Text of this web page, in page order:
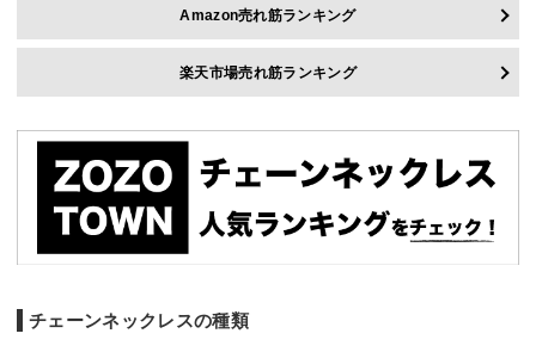
Amazon売れ筋ランキング
楽天市場売れ筋ランキング
チェーンネックレスの種類